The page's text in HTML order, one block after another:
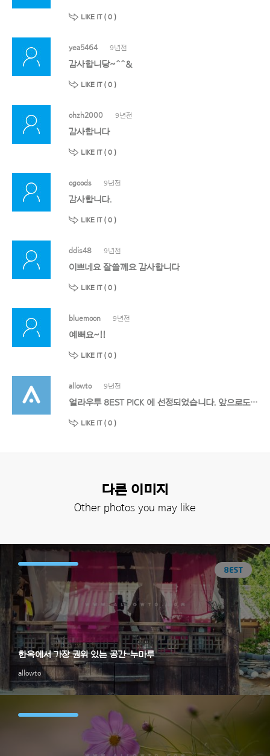
LIKE IT ( 0 )
yea5464 9년전
감사합니당~^^&
LIKE IT ( 0 )
ohzh2000 9년전
감사합니다
LIKE IT ( 0 )
ogoods 9년전
감사합니다.
LIKE IT ( 0 )
ddis48 9년전
이쁘네요 잘쓸께요 감사합니다
LIKE IT ( 0 )
bluemoon 9년전
예뻐요~!!
LIKE IT ( 0 )
allowto 9년전
얼라우투 8EST PICK 에 선정되었습니다. 앞으로도 멋진 작품 기대할게요!
LIKE IT ( 0 )
다른 이미지
Other photos you may like
allowto
한옥에서 가장 권위 있는 공간-누마루